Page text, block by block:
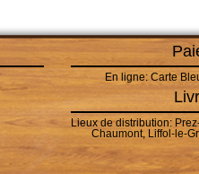
En ligne: Carte
Lieux de distribution:
Chaumont, Liffol-le-